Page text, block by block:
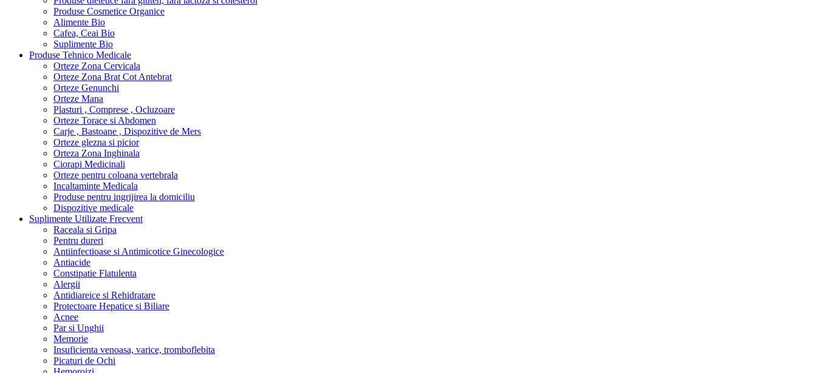
Produse Cosmetice Organice
Alimente Bio
Cafea, Ceai Bio
Suplimente Bio
Produse Tehnico Medicale
Orteze Zona Cervicala
Orteze Zona Brat Cot Antebrat
Orteze Genunchi
Orteze Mana
Plasturi , Comprese , Ocluzoare
Orteze Torace si Abdomen
Carje , Bastoane , Dispozitive de Mers
Orteze glezna si picior
Orteza Zona Inghinala
Ciorapi Medicinali
Orteze pentru coloana vertebrala
Incaltaminte Medicala
Produse pentru ingrijirea la domiciliu
Dispozitive medicale
Suplimente Utilizate Frecvent
Raceala si Gripa
Pentru dureri
Antiinfectioase si Antimicotice Ginecologice
Antiacide
Constipatie Flatulenta
Alergii
Antidiareice si Rehidratare
Protectoare Hepatice si Biliare
Acnee
Par si Unghii
Memorie
Insuficienta venoasa, varice, tromboflebita
Picaturi de Ochi